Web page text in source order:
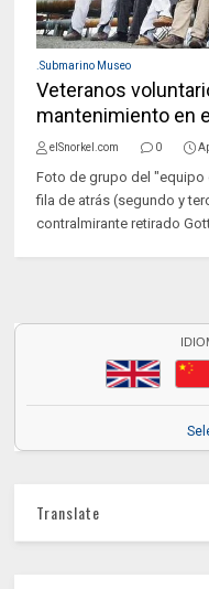
.Submarino Museo
Veteranos
mantenimiento en
elSnorkel.com 0
Foto de grupo del "equipo
fila de atrás (segundo y
contralmirante retirado
Translate